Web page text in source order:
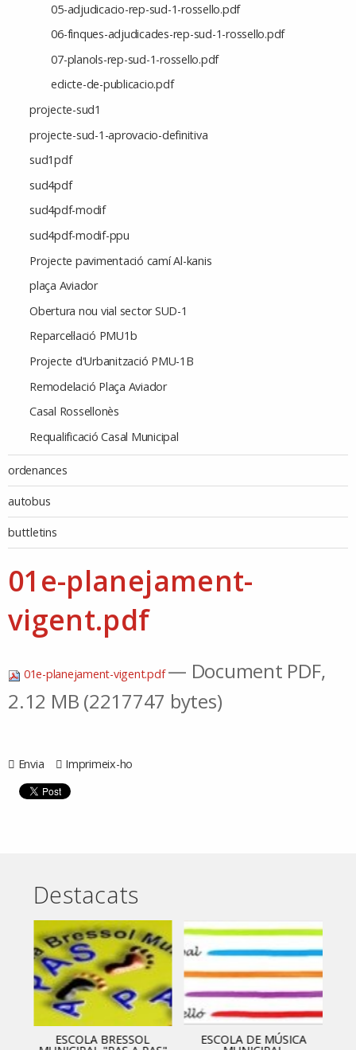
05-adjudicacio-rep-sud-1-rossello.pdf
06-finques-adjudicades-rep-sud-1-rossello.pdf
07-planols-rep-sud-1-rossello.pdf
edicte-de-publicacio.pdf
projecte-sud1
projecte-sud-1-aprovacio-definitiva
sud1pdf
sud4pdf
sud4pdf-modif
sud4pdf-modif-ppu
Projecte pavimentació camí Al-kanis
plaça Aviador
Obertura nou vial sector SUD-1
Reparcel·lació PMU1b
Projecte d'Urbanització PMU-1B
Remodelació Plaça Aviador
Casal Rossellonès
Requalificació Casal Municipal
ordenances
autobus
buttletins
01e-planejament-
vigent.pdf
01e-planejament-vigent.pdf— Document PDF,
2.12 MB (2217747 bytes)
Envia Imprimeix-ho
Destacats
ESCOLA BRESSOL ESCOLA DE MÚSICA